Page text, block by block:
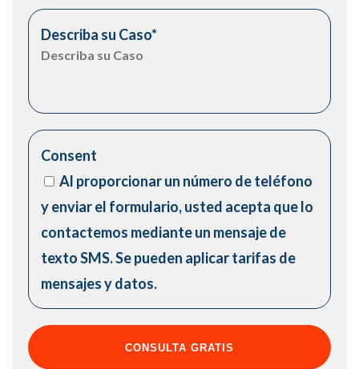
Describa su Caso*
Consent
Al proporcionar un número de teléfono
y enviar el formulario, usted acepta que lo
contactemos mediante un mensaje de
texto SMS. Se pueden aplicar tarifas de
mensajes y datos.